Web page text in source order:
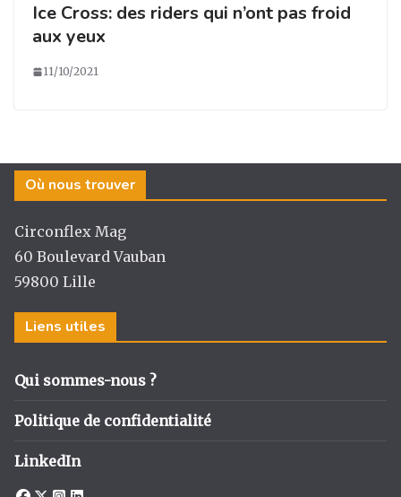
Ice Cross: des riders qui n’ont pas froid
aux yeux
11/10/2021
Où nous trouver
Circonflex Mag
60 Boulevard Vauban
59800 Lille
Liens utiles
Qui sommes-nous ?
Politique de confidentialité
LinkedIn